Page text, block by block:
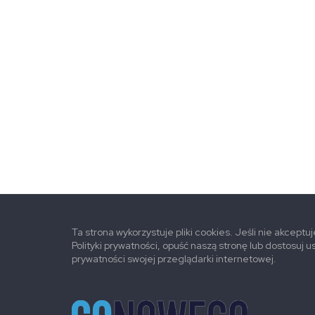
Ta strona wykorzystuje pliki cookies. Jeśli nie
Polityki prywatności, opuść naszą stronę lub dostosuj
prywatności swojej przeglądarki internetowej.